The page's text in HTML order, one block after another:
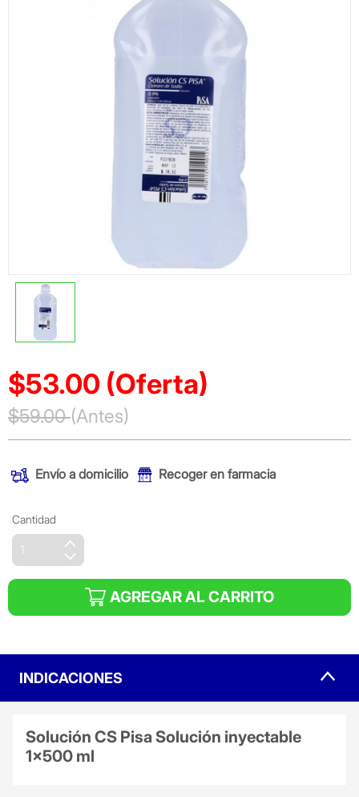
$53.00 (Oferta)
Precio reducido de
$59.00(Antes)
Envío a domicilio Recoger en farmacia
Cantidad
AGREGAR AL CARRITO
INDICACIONES
Solución CS Pisa Solución inyectable
1x500 ml